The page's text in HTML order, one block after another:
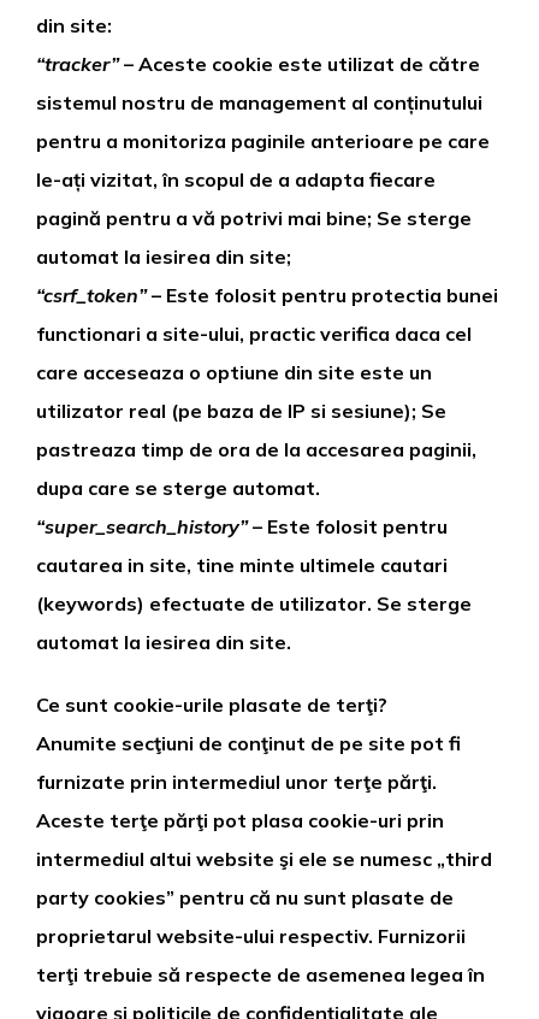
din site:
“tracker”– Aceste cookie este utilizat de către
sistemul nostru de management al conținutului
pentru a monitoriza paginile anterioare pe care
le-ați vizitat, în scopul de a adapta fiecare
pagină pentru a vă potrivi mai bine; Se sterge
automat la iesirea din site;
“csrf_token”– Este folosit pentru protectia bunei
functionari a site-ului, practic verifica daca cel
care acceseaza o optiune din site este un
utilizator real (pe baza de IP si sesiune); Se
pastreaza timp de ora de la accesarea paginii,
dupa care se sterge automat.
“super_search_history”– Este folosit pentru
cautarea in site, tine minte ultimele cautari
(keywords) efectuate de utilizator. Se sterge
automat la iesirea din site.
Ce sunt cookie-urile plasate de terţi?
Anumite secţiuni de conţinut de pe site pot fi
furnizate prin intermediul unor terţe părţi.
Aceste terţe părţi pot plasa cookie-uri prin
intermediul altui website şi ele se numesc „third
party cookies” pentru că nu sunt plasate de
proprietarul website-ului respectiv. Furnizorii
terţi trebuie să respecte de asemenea legea în
vigoare şi politicile de confidenţialitate ale